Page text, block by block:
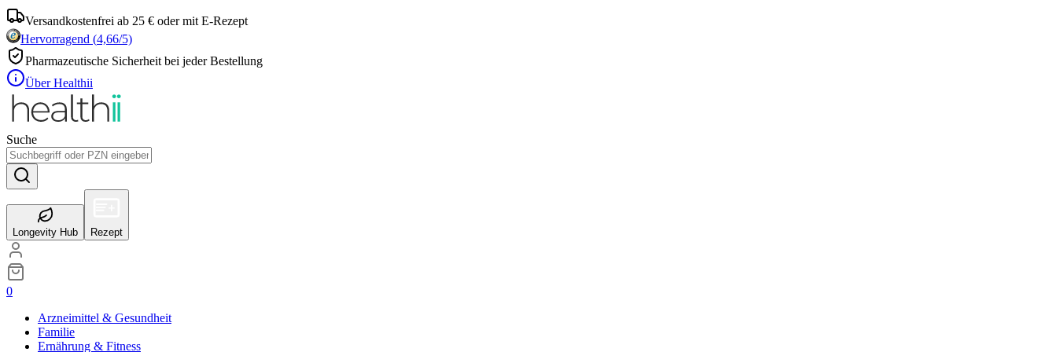
Versandkostenfrei ab 25 € oder mit E-Rezept
Hervorragend (4,66/5)
Pharmazeutische Sicherheit bei jeder Bestellung
Über Healthii
Suche
Longevity Hub Rezept
0
Arzneimittel & Gesundheit
Familie
Ernährung & Fitness